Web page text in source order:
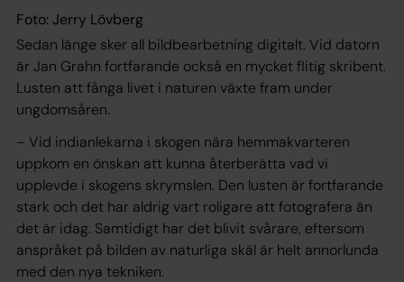
Foto: Jerry Lövberg
Sedan länge sker all bildbearbetning digitalt. Vid datorn
är Jan Grahn fortfarande också en mycket flitig skribent.
Lusten att fånga livet i naturen växte fram under
ungdomsåren.
– Vid indianlekarna i skogen nära hemmakvarteren
uppkom en önskan att kunna återberätta vad vi
upplevde i skogens skrymslen. Den lusten är fortfarande
stark och det har aldrig vart roligare att fotografera än
det är idag. Samtidigt har det blivit svårare, eftersom
anspråket på bilden av naturliga skäl är helt annorlunda
med den nya tekniken.